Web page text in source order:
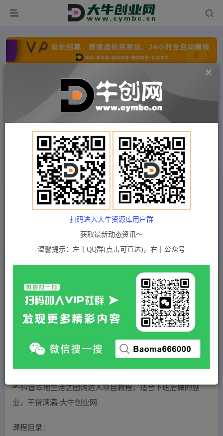
点击开通分站+ 每日收入300+
文字广告火爆招租 文字广告火爆招租
文字广告火爆招租
文字广告火爆招租 文字广告火爆招租
付费项目 冒泡网 正文
抖音本地生活之团购达人项目教程，适合下班后做
的副业，干货满满
5 积分
黄金会员 2 超级会员(永久VIP) 免费
站长QQ：1970819299
付费资源
课程目录：
扫码进入大牛资源库用户群
获取最新动态资讯～
温馨提示：左丨QQ群(点击可直达)，右丨公众号